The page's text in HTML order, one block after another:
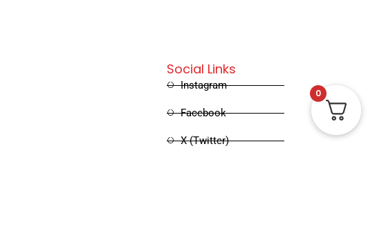
Social Links
Instagram
Facebook
X (Twitter)
0